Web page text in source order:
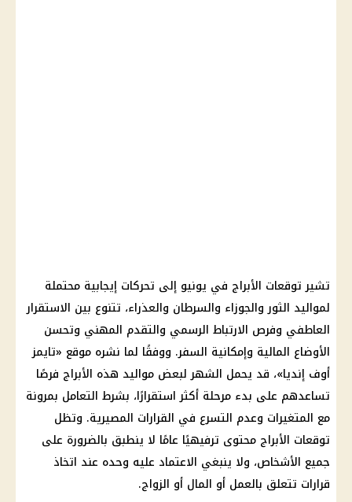
تشير توقعات الأبراج في يونيو إلى تحركات إيجابية محتملة
لمواليد الثور والجوزاء والسرطان والعذراء، تتنوع بين الاستقرار
العاطفي وفرص الارتباط الرسمي والتقدم المهني وتحسن
الأوضاع المالية وإمكانية السفر. ووفقًا لما نشره موقع «تايمز
أوف إنديا»، قد يحمل الشهر لبعض مواليد هذه الأبراج فرصًا
تساعدهم على بدء مرحلة أكثر استقرارًا، بشرط التعامل بمرونة
مع المتغيرات وعدم التسرع في القرارات المصيرية. وتظل
توقعات الأبراج محتوى ترفيهيًا عامًا لا ينطبق بالضرورة على
جميع الأشخاص، ولا ينبغي الاعتماد عليه وحده عند اتخاذ
قرارات تتعلق بالعمل أو المال أو الزواج.